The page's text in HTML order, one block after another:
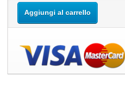
Aggiungi al carrello